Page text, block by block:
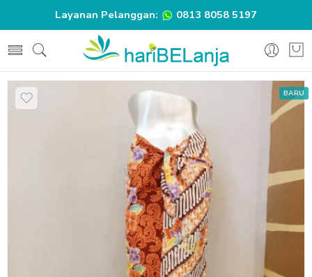
Layanan Pelanggan: 0813 8058 5197
BARU